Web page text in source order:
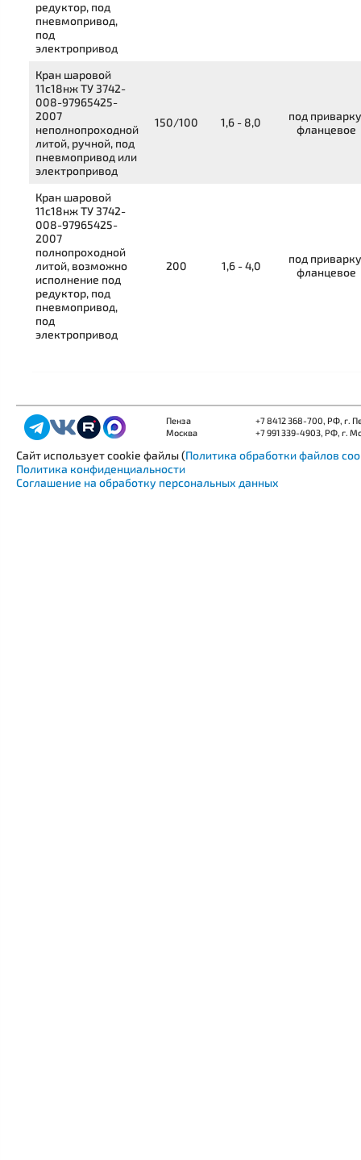
редуктор, под
пневмопривод,
под
электропривод
Кран шаровой
11с18нжТУ 3742-
008-97965425-
2007
неполнопроходной
литой, ручной, под
пневмопривод или
электропривод
150/100 1,6 - 8,0
под
фланцевое
Кран шаровой
11с18нжТУ 3742-
008-97965425-
2007
полнопроходной
литой, возможно
исполнение под
редуктор, под
пневмопривод,
под
электропривод
200 1,6 - 4,0
под
фланцевое
Пенза +7 8412 368-700, РФ, г.
Москва
+7 991 339-4903, РФ, г.
Сайт использует cookie файлы (Политика обработки файлов
Политика конфиденциальности
Соглашение на обработку персональных данных